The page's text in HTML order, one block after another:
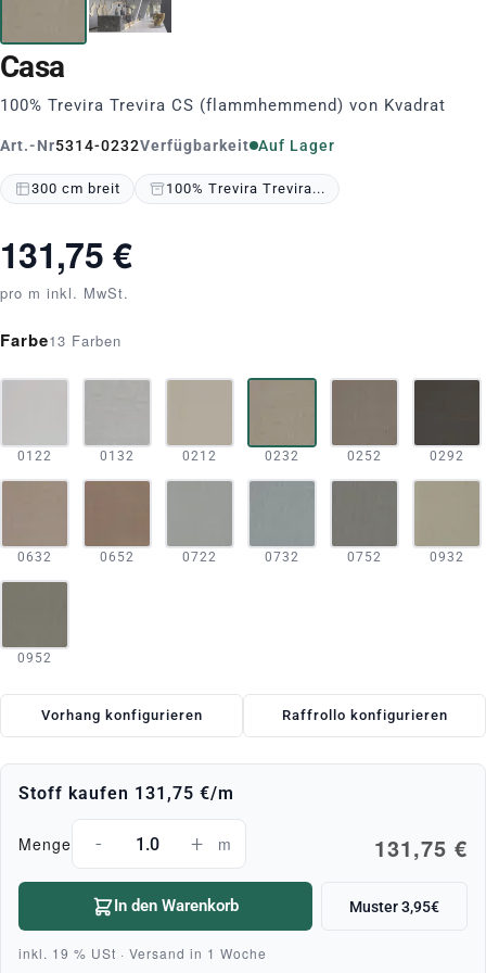
Casa
100% Trevira Trevira CS (flammhemmend) von Kvadrat
Art.-Nr5314-0232Verfügbarkeit Auf Lager
300 cm breit 100% Trevira Trevira...
131,75 €
pro m inkl. MwSt.
Farbe13 Farben
0122 0132 0212 0232 0252 0292
0632 0652 0722 0732 0752 0932
0952
Vorhang konfigurieren Raffrollo konfigurieren
Stoff kaufen 131,75 €/m
Menge - + m 131,75 €
In den Warenkorb Muster 3,95€
inkl. 19 % USt · Versand in 1 Woche